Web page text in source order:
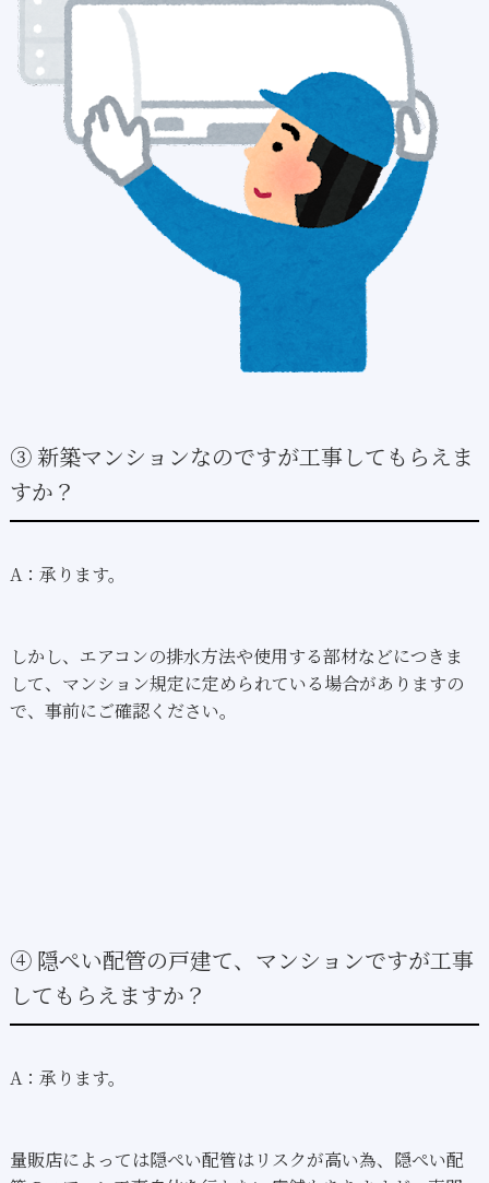
③ 新築マンションなのですが工事してもらえま
すか？
A：承ります。
しかし、エアコンの排水方法や使用する部材などにつきま
して、マンション規定に定められている場合がありますの
で、事前にご確認ください。
④ 隠ぺい配管の戸建て、マンションですが工事
してもらえますか？
A：承ります。
量販店によっては隠ぺい配管はリスクが高い為、隠ぺい配